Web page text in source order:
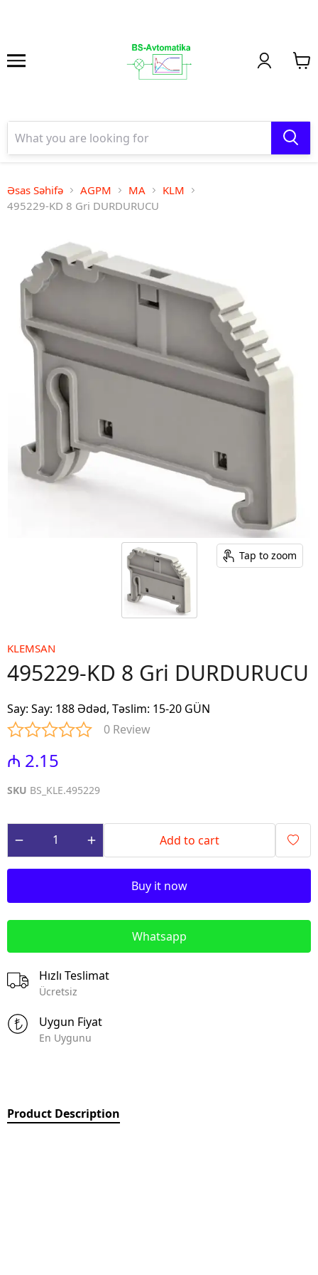
Əsas Səhifə AGPM MA
KLM
495229-KD 8 Gri DURDURUCU
Tap to zoom
KLEMSAN
495229-KD 8 Gri DURDURUCU
Say: Say: 188 Ədəd, Təslim: 15-20 GÜN
0 Review
₼ 2.15
SKU BS_KLE.495229
Add to cart
Buy it now
Whatsapp
Hızlı Teslimat
Ücretsiz
Uygun Fiyat
En Uygunu
Product Description